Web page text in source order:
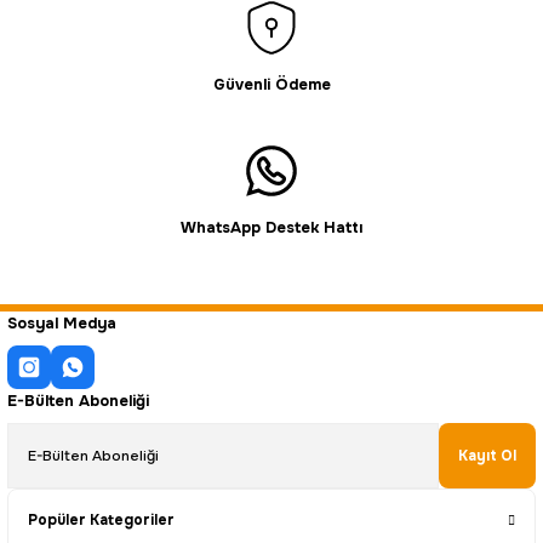
Güvenli Ödeme
WhatsApp Destek Hattı
Sosyal Medya
E-Bülten Aboneliği
Kayıt Ol
Popüler Kategoriler